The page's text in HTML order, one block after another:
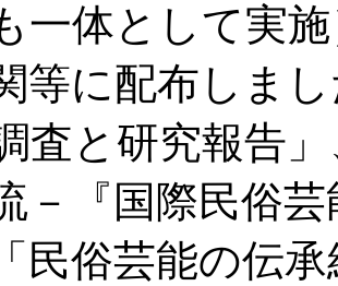
一体として実
等に配布しま
査と研究報告
－『国際民俗
民俗芸能の伝